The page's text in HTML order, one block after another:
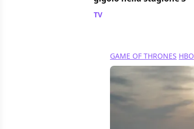
TV
GAME OF THRONES HBO